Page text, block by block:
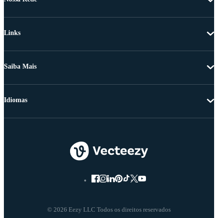
Links
Saiba Mais
© 2026 Eezy LLC Todos os direitos reservados
Idiomas